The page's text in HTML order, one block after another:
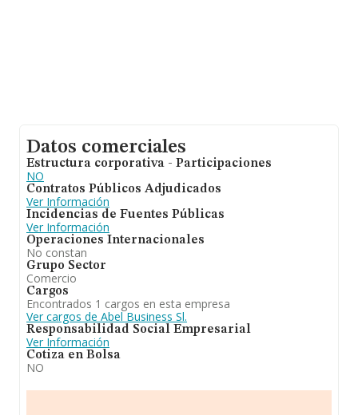
Datos comerciales
Estructura corporativa - Participaciones
NO
Contratos Públicos Adjudicados
Ver Información
Incidencias de Fuentes Públicas
Ver Información
Operaciones Internacionales
No constan
Grupo Sector
Comercio
Cargos
Encontrados 1 cargos en esta empresa
Ver cargos de Abel Business Sl.
Responsabilidad Social Empresarial
Ver Información
Cotiza en Bolsa
NO